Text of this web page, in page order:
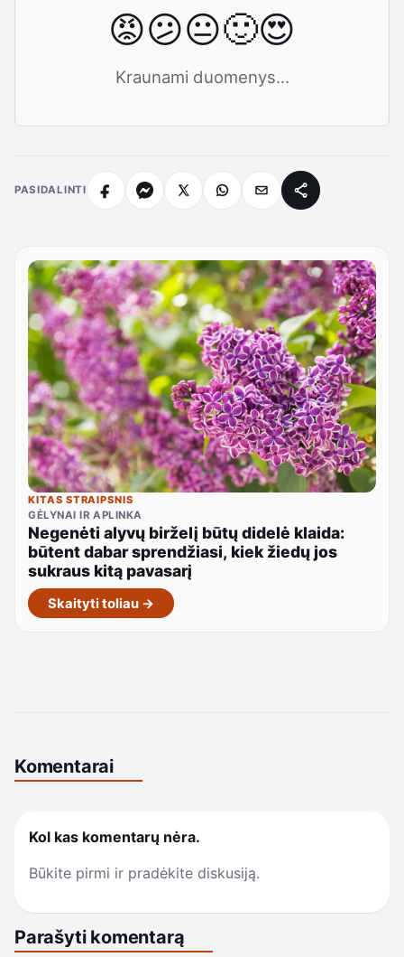
😡😕😐🙂😍
Kraunami duomenys...
PASIDALINTI
KITAS STRAIPSNIS
GĖLYNAI IR APLINKA
Negenėti alyvų birželį būtų didelė klaida:
būtent dabar sprendžiasi, kiek žiedų jos
sukraus kitą pavasarį
Skaityti toliau →
Komentarai
Kol kas komentarų nėra.
Būkite pirmi ir pradėkite diskusiją.
Parašyti komentarą